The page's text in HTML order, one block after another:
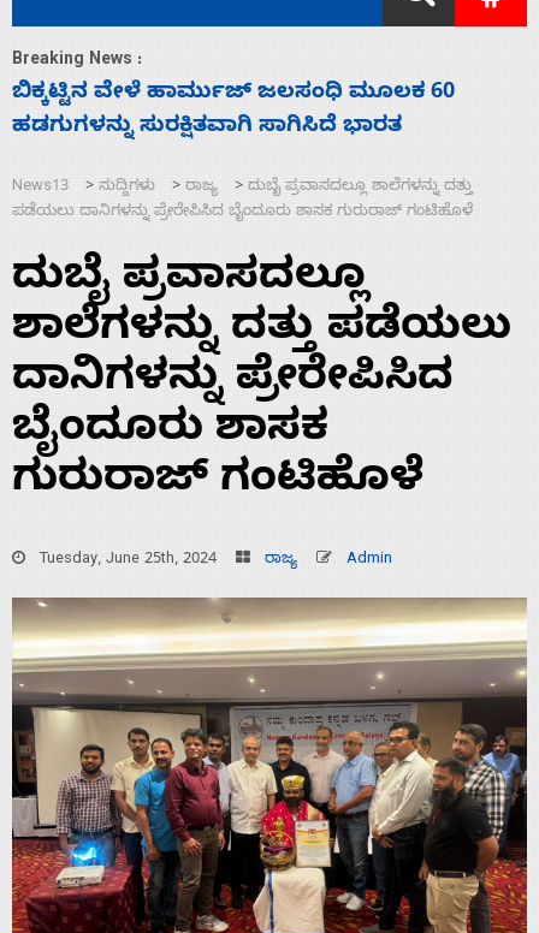
Breaking News :
ನಾಗೇಂದ್ರ ರಾಜೀನಾಮೆ ಕೊಡದಿದ್ದರೆ ಸದನ ನಡೆಸಲು
ಬಿಡೆವು: ಛಲವಾದಿ ನಾರಾಯಣಸ್ವಾಮಿ
News13 > ಸುದ್ದಿಗಳು > ರಾಜ್ಯ > ದುಬೈ ಪ್ರವಾಸದಲ್ಲೂ ಶಾಲೆಗಳನ್ನು ದತ್ತು
ಪಡೆಯಲು ದಾನಿಗಳನ್ನು ಪ್ರೇರೇಪಿಸಿದ ಬೈಂದೂರು ಶಾಸಕ ಗುರುರಾಜ್‌ ಗಂಟಿಹೊಳೆ
ದುಬೈ ಪ್ರವಾಸದಲ್ಲೂ
ಶಾಲೆಗಳನ್ನು ದತ್ತು ಪಡೆಯಲು
ದಾನಿಗಳನ್ನು ಪ್ರೇರೇಪಿಸಿದ
ಬೈಂದೂರು ಶಾಸಕ
ಗುರುರಾಜ್‌ ಗಂಟಿಹೊಳೆ
Tuesday, June 25th, 2024 ರಾಜ್ಯ Admin